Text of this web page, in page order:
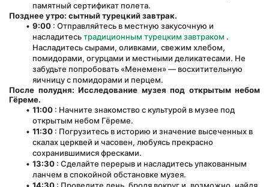
памятный сертификат полета.
Позднее утро: сытный турецкий завтрак.
9:00 : Отправляйтесь в местную закусочную и
насладитесь традиционным турецким завтраком .
Насладитесь сырами, оливками, свежим хлебом,
помидорами, огурцами и местными деликатесами. Не
забудьте попробовать «Менемен» — восхитительную
яичницу с помидорами и перцем.
После полудня: Исследование музея под открытым небом
Гёреме.
11:00 : Начните знакомство с культурой в музее под
открытым небом Гёреме.
11:30 : Погрузитесь в историю и значение высеченных в
скалах церквей и часовен, любуясь прекрасно
сохранившимися фресками.
13:30 : Сделайте перерыв и насладитесь упакованным
ланчем в спокойной обстановке музея.